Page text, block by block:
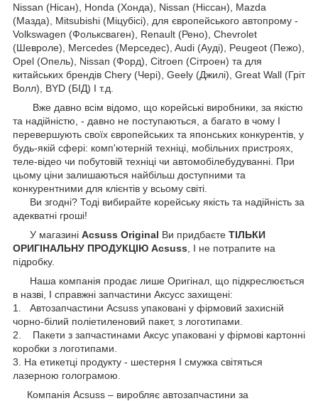
Nissan (Нісан), Honda (Хонда), Nissan (Ніссан), Mazda
(Мазда), Mitsubishi (Міцубісі), для європейського автопрому -
Volkswagen (Фольксваген), Renault (Рено), Chevrolet
(Шевроле), Mercedes (Мерседес), Audi (Ауді), Peugeot (Пежо),
Opel (Опель), Nissan (Форд), Citroen (Сітроен) та для
китайських брендів Chery (Чері), Geely (Джилі), Great Wall (Гріт
Волл), BYD (БІД) І т.д.
Вже давно всім відомо, що корейські виробники, за якістю
та надійністю, - давно не поступаються, а багато в чому І
перевершують своїх європейських та японських конкурентів, у
будь-якій сфері: комп'ютерній техніці, мобільних пристроях,
теле-відео чи побутовій техніці чи автомобілебудуванні. При
цьому ціни залишаються найбільш доступними та
конкурентними для клієнтів у всьому світі.
Ви згодні? Тоді вибирайте корейську якість та надійність за
адекватні гроші!
У магазині Acsuss Original Ви придбаєте ТІЛЬКИ
ОРИГІНАЛЬНУ ПРОДУКЦІЮ Acsuss , І не потрапите на
підробку.
Наша компанія продає лише Оригінал, що підкреслюється
в назві, І справжні запчастини Аксусс захищені:
1. Автозапчастини Acsuss упаковані у фірмовий захисній
чорно-білий поліетиленовий пакет, з логотипами.
2. Пакети з запчастинами Аксус упаковані у фірмові картонні
коробки з логотипами.
3. На етикетці продукту - шестерня І смужка світяться
лазерною голограмою.
Компанія Acsuss – виробляє автозапчастини за